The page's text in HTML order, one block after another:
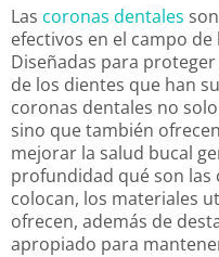
Las coronas dentales
efectivos en el campo
Diseñadas para
de los dientes que han
coronas dentales no
sino que también
mejorar la salud bucal
profundidad qué son las
colocan, los materiales
ofrecen, además de
apropiado para